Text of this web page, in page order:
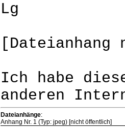
Lg
Ich habe
anderen
Dateianhänge:
Anhang Nr. 1 (Typ: jpeg) [nicht öffentlich]